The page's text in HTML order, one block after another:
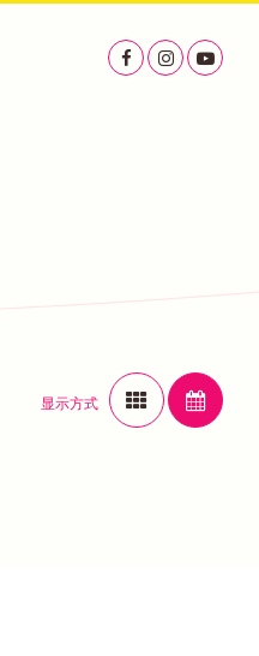
显示方式